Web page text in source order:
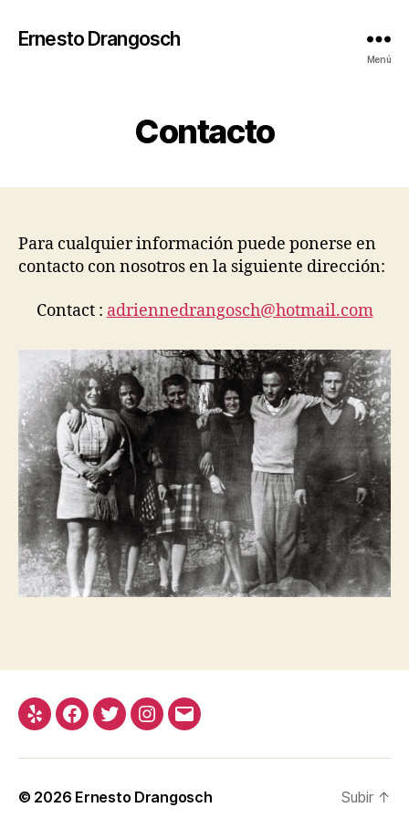
Ernesto Drangosch
Menú
Contacto
Para cualquier información puede ponerse en
contacto con nosotros en la siguiente dirección:
Contact : adriennedrangosch@hotmail.com
Yelp Facebook
TwitterInstagram
E-
© 2026 Ernesto Drangosch Subir ↑